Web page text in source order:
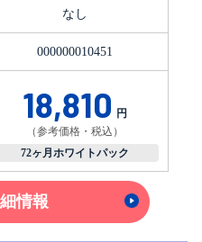
なし
000000010451
18,810 円
（参考価格・税込）
72ヶ月ホワイトパック
情報